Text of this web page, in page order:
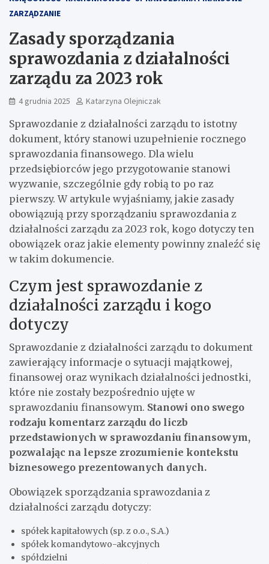
ZARZĄDZANIE
Zasady sporządzania
sprawozdania z działalności
zarządu za 2023 rok
4 grudnia 2025 Katarzyna Olejniczak
Sprawozdanie z działalności zarządu to istotny
dokument, który stanowi uzupełnienie rocznego
sprawozdania finansowego. Dla wielu
przedsiębiorców jego przygotowanie stanowi
wyzwanie, szczególnie gdy robią to po raz
pierwszy. W artykule wyjaśniamy, jakie zasady
obowiązują przy sporządzaniu sprawozdania z
działalności zarządu za 2023 rok, kogo dotyczy ten
obowiązek oraz jakie elementy powinny znaleźć się
w takim dokumencie.
Czym jest sprawozdanie z
działalności zarządu i kogo
dotyczy
Sprawozdanie z działalności zarządu to dokument
zawierający informacje o sytuacji majątkowej,
finansowej oraz wynikach działalności jednostki,
które nie zostały bezpośrednio ujęte w
sprawozdaniu finansowym. Stanowi ono swego
rodzaju komentarz zarządu do liczb
przedstawionych w sprawozdaniu finansowym,
pozwalając na lepsze zrozumienie kontekstu
biznesowego prezentowanych danych.
Obowiązek sporządzania sprawozdania z
działalności zarządu dotyczy:
spółek kapitałowych (sp. z o.o., S.A.)
spółek komandytowo-akcyjnych
spółdzielni